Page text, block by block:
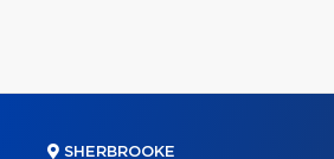
SHERBROOKE